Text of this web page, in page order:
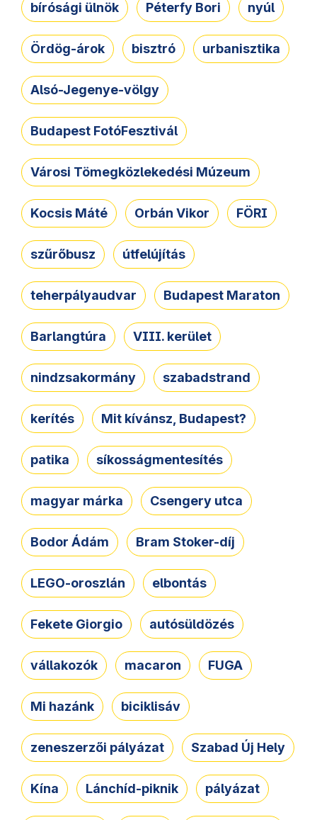
bírósági ülnök Péterfy Bori nyúl
Ördög-árok bisztró urbanisztika
Alsó-Jegenye-völgy
Budapest FotóFesztivál
Városi Tömegközlekedési Múzeum
Kocsis Máté Orbán Vikor FÖRI
szűrőbusz útfelújítás
teherpályaudvar Budapest Maraton
Barlangtúra VIII. kerület
nindzsakormány szabadstrand
kerítés Mit kívánsz, Budapest?
patika síkosságmentesítés
magyar márka Csengery utca
Bodor Ádám Bram Stoker-díj
LEGO-oroszlán elbontás
Fekete Giorgio autósüldözés
vállakozók macaron FUGA
Mi hazánk biciklisáv
zeneszerzői pályázat Szabad Új Hely
Kína Lánchíd-piknik pályázat